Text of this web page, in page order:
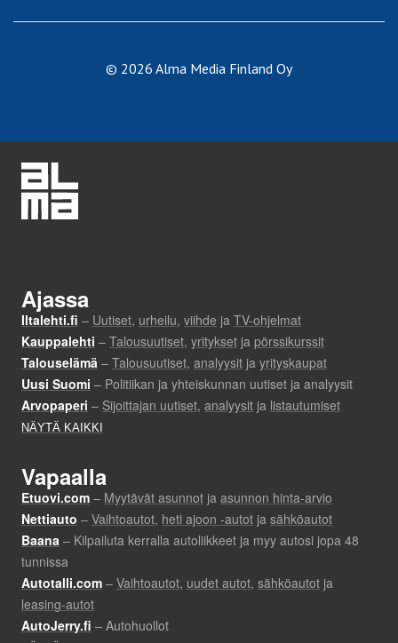
© 2026 Alma Media Finland Oy